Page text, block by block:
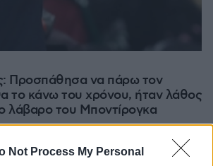
Not Process My Personal
Προσπάθησα να πάρω τον
το κάνω του χρόνου, ήταν λάθος
λάβαρο του Μποντίρογκα